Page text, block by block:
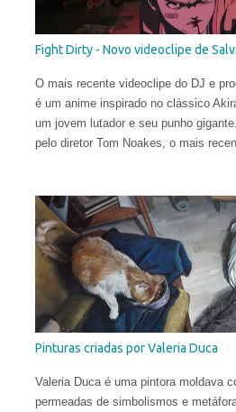
Fight Dirty - Novo videoclipe de
O mais recente videoclipe do DJ e
é um anime inspirado no clássico
um jovem lutador e seu punho
pelo diretor Tom Noakes, o mais
Trub Animation.
Pinturas criadas por Valeria Duca
Valeria Duca é uma pintora moldava
permeadas de simbolismos e